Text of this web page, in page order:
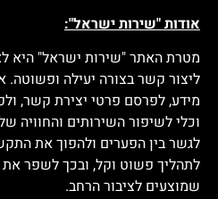
אודות "שירות ישראל":
מטרת האתר "שירות ישראל" היא
ליצור קשר בצורה יעילה ופשוטה.
מידע, לפרסם פרטי יצירת קשר,
וכלי לשיפור השירותים והחוויה
לגשר בין הפערים ולהפוך את
לתהליך פשוט וקל, ובכך לשפר את
שמוצעים לציבור הרחב.